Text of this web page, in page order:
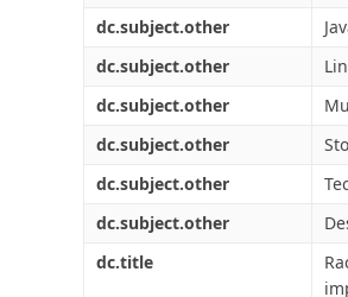
dc.subject.other
dc.subject.other
dc.subject.other
dc.subject.other
dc.subject.other
dc.subject.other
dc.title